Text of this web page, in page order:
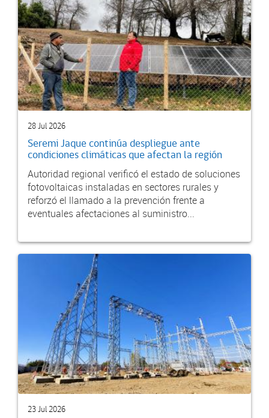
28 Jul 2026
Seremi Jaque continúa despliegue ante
condiciones climáticas que afectan la región
Autoridad regional verificó el estado de soluciones
fotovoltaicas instaladas en sectores rurales y
reforzó el llamado a la prevención frente a
eventuales afectaciones al suministro...
23 Jul 2026